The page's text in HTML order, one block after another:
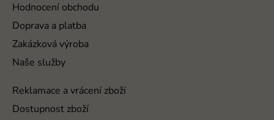
Hodnocení obchodu
Doprava a platba
Zakázková výroba
Naše služby
Reklamace a vrácení zboží
Dostupnost zboží